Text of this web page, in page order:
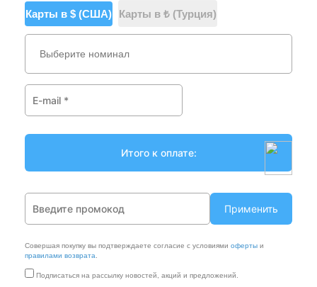
Карты в $ (США) Карты в ₺ (Турция)
Выберите номинал
Применить
Совершая покупку вы подтверждаете согласие с условиями оферты и
правилами возврата.
Подписаться на рассылку новостей, акций и предложений.